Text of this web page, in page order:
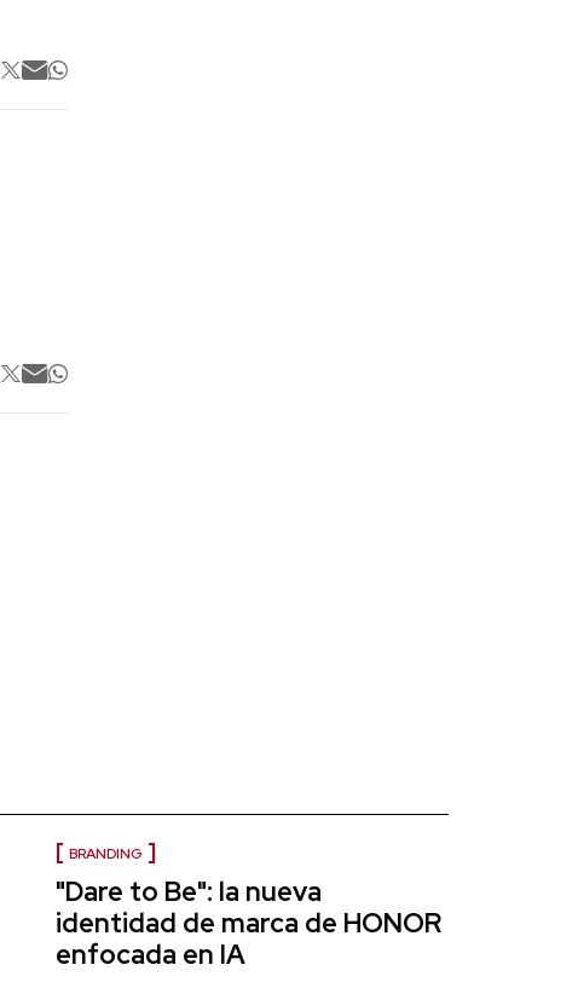
BRANDING
"Dare to Be": la nueva
identidad de marca de HONOR
enfocada en IA